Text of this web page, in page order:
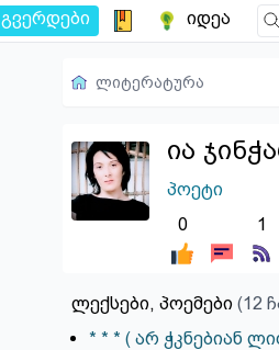
გვერდები იდეა
ლიტერატურა
ია
პოეტი
0
1
ლექსები, პოემები (12
* * * ( არ ჭკნებიან